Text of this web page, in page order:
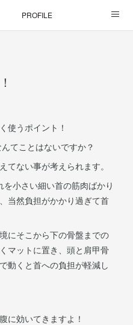
PROFILE
使うポイント！
てことはないですか？
てない事が考えられます。
小さい細い首の筋肉ばかり
当然負担がかかり過ぎて首
にそこから下の骨盤までの
マットに置き、頭と肩甲骨
動くと首への負担が軽減し
に効いてきますよ！